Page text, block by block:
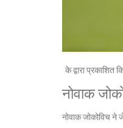
के द्वारा प्रकाशित
नोवाक
नोवाक जोकोविच ने